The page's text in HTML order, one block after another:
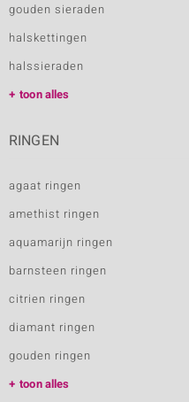
gouden sieraden
halskettingen
halssieraden
toon alles
RINGEN
agaat ringen
amethist ringen
aquamarijn ringen
barnsteen ringen
citrien ringen
diamant ringen
gouden ringen
toon alles